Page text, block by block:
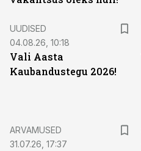
UUDISED
04.08.26, 10:18
Vali Aasta
Kaubandustegu 2026!
ARVAMUSED
31.07.26, 17:37